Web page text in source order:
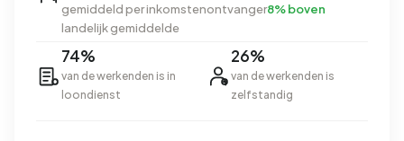
gemiddeld per inkomstenontvanger8% boven
landelijk gemiddelde
74%
van de werkenden is in
loondienst
26%
van de werkenden is
zelfstandig